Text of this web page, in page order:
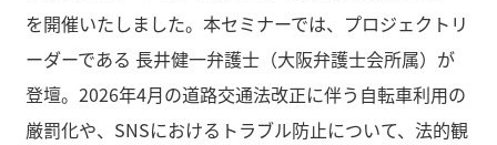
を開催いたしました。本セミナーでは、プロジェクトリ
ーダーである 長井健一弁護士（大阪弁護士会所属）が
登壇。2026年4月の道路交通法改正に伴う自転車利用の
厳罰化や、SNSにおけるトラブル防止について、法的観